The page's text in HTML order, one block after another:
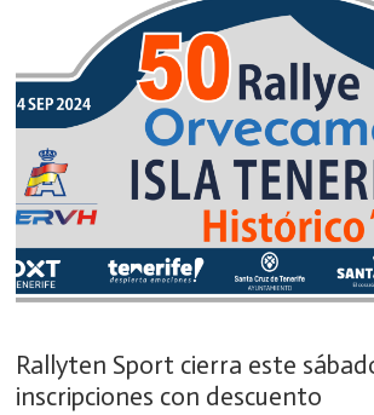
Rallyten Sport cierra este
inscripciones con descuento